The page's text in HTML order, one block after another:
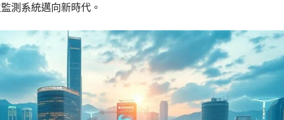
測系統邁向新時代。